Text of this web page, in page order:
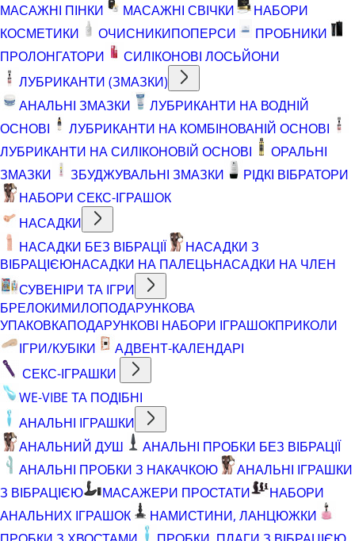
МАСАЖНІ ПІНКИ
МАСАЖНІ СВІЧКИ
НАБОРИ
КОСМЕТИКИ
ОЧИСНИКИПОПЕРСИ
ПРОБНИКИ
ПРОЛОНГАТОРИ
СИЛІКОНОВІ ЛОСЬЙОНИ
ЛУБРИКАНТИ (ЗМАЗКИ)
АНАЛЬНІ ЗМАЗКИ
ЛУБРИКАНТИ НА ВОДНІЙ
ОСНОВІ
ЛУБРИКАНТИ НА КОМБІНОВАНІЙ ОСНОВІ
ЛУБРИКАНТИ НА СИЛІКОНОВІЙ ОСНОВІ
ОРАЛЬНІ
ЗМАЗКИ
ЗБУДЖУВАЛЬНІ ЗМАЗКИ
РІДКІ ВІБРАТОРИ
НАБОРИ СЕКС-ІГРАШОК
НАСАДКИ
НАСАДКИ БЕЗ ВІБРАЦІЇ
НАСАДКИ З
ВІБРАЦІЄЮНАСАДКИ НА ПАЛЕЦЬНАСАДКИ НА ЧЛЕН
СУВЕНІРИ ТА ІГРИ
БРЕЛОКИМИЛОПОДАРУНКОВА
УПАКОВКАПОДАРУНКОВІ НАБОРИ ІГРАШОКПРИКОЛИ
ІГРИ/КУБІКИ
АДВЕНТ-КАЛЕНДАРІ
СЕКС-ІГРАШКИ
WE-VIBE ТА ПОДІБНІ
АНАЛЬНІ ІГРАШКИ
АНАЛЬНИЙ ДУШ
АНАЛЬНІ ПРОБКИ БЕЗ ВІБРАЦІЇ
АНАЛЬНІ ПРОБКИ З НАКАЧКОЮ
АНАЛЬНІ ІГРАШКИ
З ВІБРАЦІЄЮ
МАСАЖЕРИ ПРОСТАТИ
НАБОРИ
АНАЛЬНИХ ІГРАШОК
НАМИСТИНИ, ЛАНЦЮЖКИ